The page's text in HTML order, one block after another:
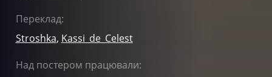
Переклад:
Stroshka, Kassi_de_Celest
Над постером працювали: